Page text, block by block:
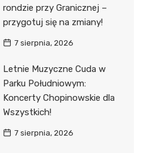
rondzie przy Granicznej –
przygotuj się na zmiany!
7 sierpnia, 2026
Letnie Muzyczne Cuda w
Parku Południowym:
Koncerty Chopinowskie dla
Wszystkich!
7 sierpnia, 2026